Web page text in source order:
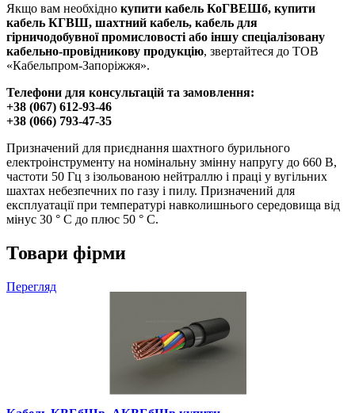
Якщо вам необхідно купити кабель КоГВЕШб, купити
кабель КГВШ, шахтний кабель, кабель для
гірничодобувної промисловості або іншу спеціалізовану
кабельно-провідникову продукцію, звертайтеся до ТОВ
«Кабельпром-Запоріжжя».
Телефони для консультацій та замовлення:
+38 (067) 612-93-46
+38 (066) 793-47-35
Призначений для приєднання шахтного бурильного
електроінструменту на номінальну змінну напругу до 660 В,
частоти 50 Гц з ізольованою нейтраллю і праці у вугільних
шахтах небезпечних по газу і пилу. Призначений для
експлуатації при температурі навколишнього середовища від
мінус 30 ° С до плюс 50 ° С.
Товари фірми
Перегляд